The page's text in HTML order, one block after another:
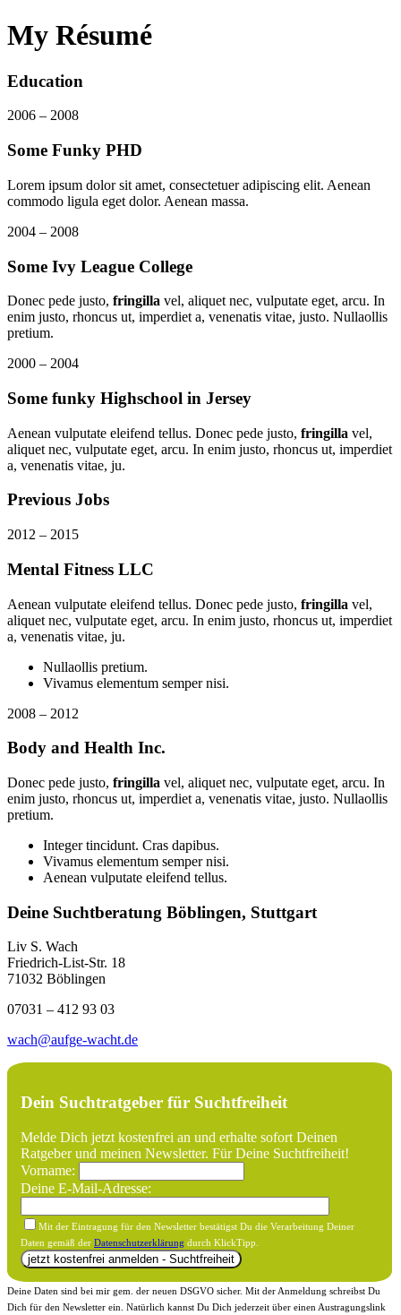
My Résumé
Education
2006 – 2008
Some Funky PHD
Lorem ipsum dolor sit amet, consectetuer adipiscing elit. Aenean
commodo ligula eget dolor. Aenean massa.
2004 – 2008
Some Ivy League College
Donec pede justo, fringilla vel, aliquet nec, vulputate eget, arcu. In
enim justo, rhoncus ut, imperdiet a, venenatis vitae, justo. Nullaollis
pretium.
2000 – 2004
Some funky Highschool in Jersey
Aenean vulputate eleifend tellus. Donec pede justo, fringilla vel,
aliquet nec, vulputate eget, arcu. In enim justo, rhoncus ut, imperdiet
a, venenatis vitae, ju.
Previous Jobs
2012 – 2015
Mental Fitness LLC
Aenean vulputate eleifend tellus. Donec pede justo, fringilla vel,
aliquet nec, vulputate eget, arcu. In enim justo, rhoncus ut, imperdiet
a, venenatis vitae, ju.
Nullaollis pretium.
Vivamus elementum semper nisi.
2008 – 2012
Body and Health Inc.
Donec pede justo, fringilla vel, aliquet nec, vulputate eget, arcu. In
enim justo, rhoncus ut, imperdiet a, venenatis vitae, justo. Nullaollis
pretium.
Integer tincidunt. Cras dapibus.
Vivamus elementum semper nisi.
Aenean vulputate eleifend tellus.
Deine Suchtberatung Böblingen, Stuttgart
Liv S. Wach
Friedrich-List-Str. 18
71032 Böblingen
07031 – 412 93 03
wach@aufge-wacht.de
Dein Suchtratgeber für Suchtfreiheit
Melde Dich jetzt kostenfrei an und erhalte sofort Deinen
Ratgeber und meinen Newsletter. Für Deine Suchtfreiheit!
Vorname:
Deine E-Mail-Adresse:
Mit der Eintragung für den Newsletter bestätigst Du die Verarbeitung Deiner
Daten gemäß der Datenschutzerklärung durch KlickTipp.
Deine Daten sind bei mir gem. der neuen DSGVO sicher. Mit der Anmeldung schreibst Du
Dich für den Newsletter ein. Natürlich kannst Du Dich jederzeit über einen Austragungslink